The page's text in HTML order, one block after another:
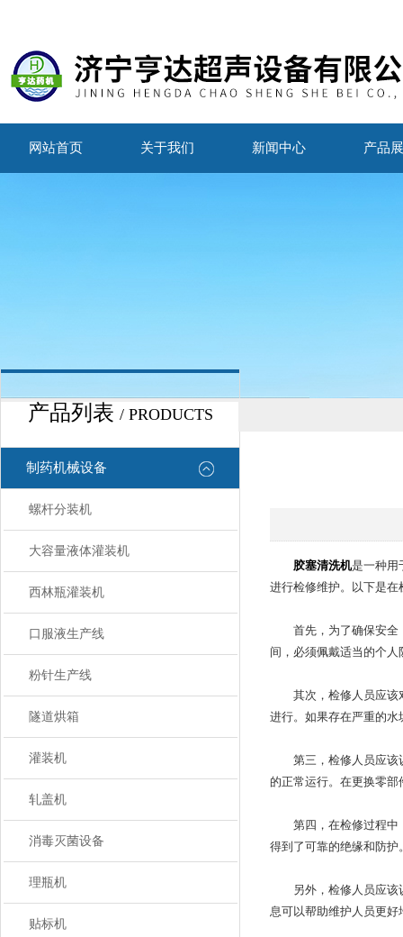
网站首页 关于我们 新闻中心 产品
产品列表 / PRODUCTS
制药机械设备
螺杆分装机
大容量液体灌装机
西林瓶灌装机
口服液生产线
粉针生产线
隧道烘箱
灌装机
轧盖机
消毒灭菌设备
理瓶机
贴标机
胶塞清洗机是一种用
进行检修维护。以下是
首先，为了确保安全，
间，必须佩戴适当的个
其次，检修人员应该对
进行。如果存在严重的
第三，检修人员应该认
的正常运行。在更换零
第四，在检修过程中，
得到了可靠的绝缘和防
另外，检修人员应该认
息可以帮助维护人员更